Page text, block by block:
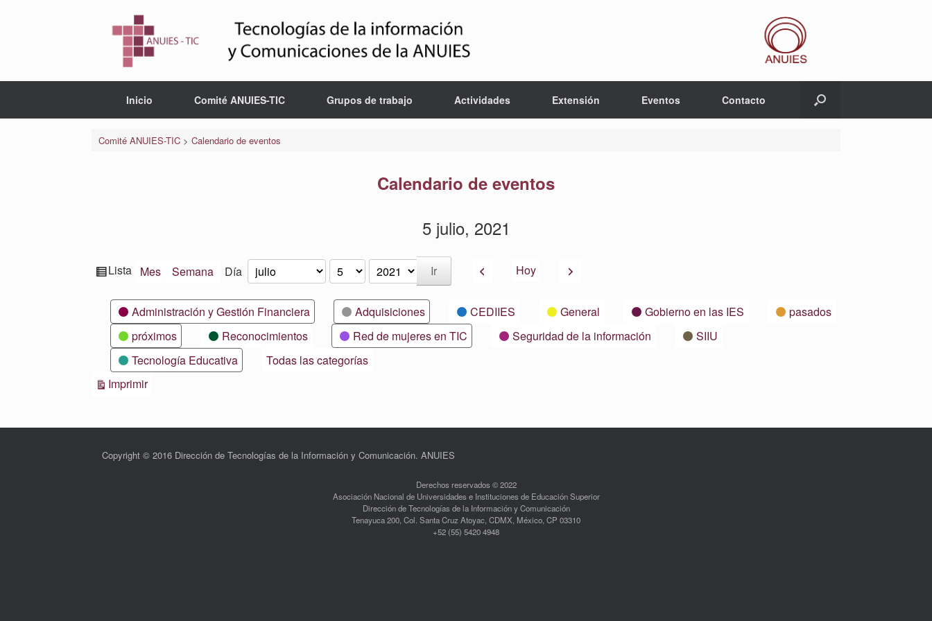
Inicio Comité ANUIES-TIC Grupos de trabajo Actividades Extensión Eventos Contacto
Comité ANUIES-TIC> Calendario de eventos
Calendario de eventos
5 julio, 2021
Ver
Lista Mes Semana Día Mes
Día
Año AnteriorHoy Siguiente
CategoríasAdministración y Gestión Financiera Adquisiciones CEDIIES General Gobierno en las IES
pasados
próximos
Reconocimientos Red de mujeres en TIC Seguridad de la información
SIIU
Tecnología Educativa
Todas las categorías
ImprimirVistas
Copyright © 2016 Dirección de Tecnologías de la Información y Comunicación. ANUIES
Derechos reservados © 2022
Asociación Nacional de Universidades e Instituciones de Educación Superior
Dirección de Tecnologías de la Información y Comunicación
Tenayuca 200, Col. Santa Cruz Atoyac, CDMX, México, CP 03310
+52 (55) 5420 4948